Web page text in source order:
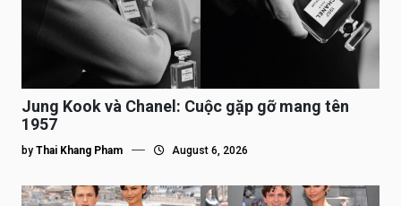
Jung Kook và Chanel: Cuộc gặp gỡ mang tên
1957
by Thai Khang Pham August 6, 2026